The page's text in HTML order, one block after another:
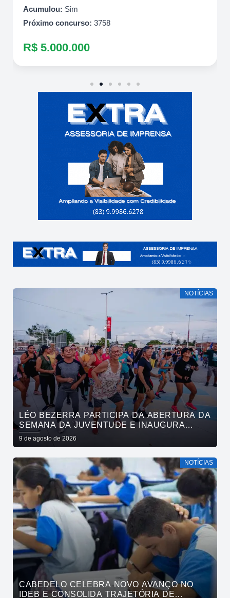
Acumulou: Sim
Próximo concurso: 3758
R$ 5.000.000
NOTÍCIAS
LÉO BEZERRA PARTICIPA DA ABERTURA DA
SEMANA DA JUVENTUDE E INAUGURA
ACADEMIA DA CIDADE NESTA SEGUNDA-
FEIRA
9 de agosto de 2026
NOTÍCIAS
CABEDELO CELEBRA NOVO AVANÇO NO
IDEB E CONSOLIDA TRAJETÓRIA DE